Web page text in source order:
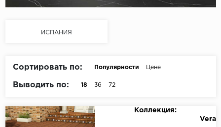
ИСПАНИЯ
Сортировать по: Популярности Цене
Выводить по: 18 36 72
Коллекция:
Vera